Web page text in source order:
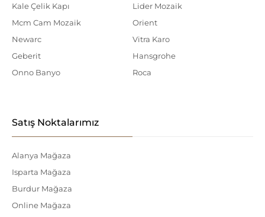
Kale Çelik Kapı
Mcm Cam Mozaik
Newarc
Geberit
Onno Banyo
Lider Mozaik
Orient
Vitra Karo
Hansgrohe
Roca
Satış Noktalarımız
Alanya Mağaza
Isparta Mağaza
Burdur Mağaza
Online Mağaza